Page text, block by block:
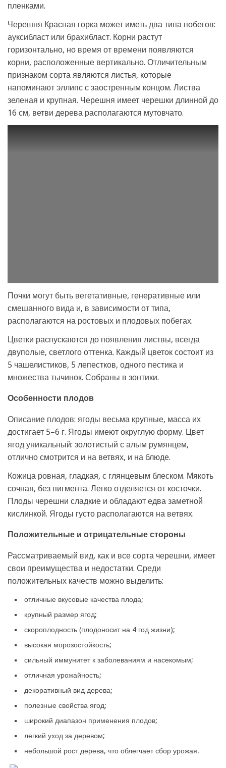
пленками.
Черешня Красная горка может иметь два типа побегов:
ауксибласт или брахибласт. Корни растут
горизонтально, но время от времени появляются
корни, расположенные вертикально. Отличительным
признаком сорта являются листья, которые
напоминают эллипс с заостренным концом. Листва
зеленая и крупная. Черешня имеет черешки длинной до
16 см, ветви дерева располагаются мутовчато.
Почки могут быть вегетативные, генеративные или
смешанного вида и, в зависимости от типа,
располагаются на ростовых и плодовых побегах.
Цветки распускаются до появления листвы, всегда
двуполые, светлого оттенка. Каждый цветок состоит из
5 чашелистиков, 5 лепестков, одного пестика и
множества тычинок. Собраны в зонтики.
Особенности плодов
Описание плодов: ягоды весьма крупные, масса их
достигает 5–6 г. Ягоды имеют округлую форму. Цвет
ягод уникальный: золотистый с алым румянцем,
отлично смотрится и на ветвях, и на блюде.
Кожица ровная, гладкая, с глянцевым блеском. Мякоть
сочная, без пигмента. Легко отделяется от косточки.
Плоды черешни сладкие и обладают едва заметной
кислинкой. Ягоды густо располагаются на ветвях.
Положительные и отрицательные стороны
Рассматриваемый вид, как и все сорта черешни, имеет
свои преимущества и недостатки. Среди
положительных качеств можно выделить:
отличные вкусовые качества плода;
крупный размер ягод;
скороплодность (плодоносит на 4 год жизни);
высокая морозостойкость;
сильный иммунитет к заболеваниям и насекомым;
отличная урожайность;
декоративный вид дерева;
полезные свойства ягод;
широкий диапазон применения плодов;
легкий уход за деревом;
небольшой рост дерева, что облегчает сбор урожая.